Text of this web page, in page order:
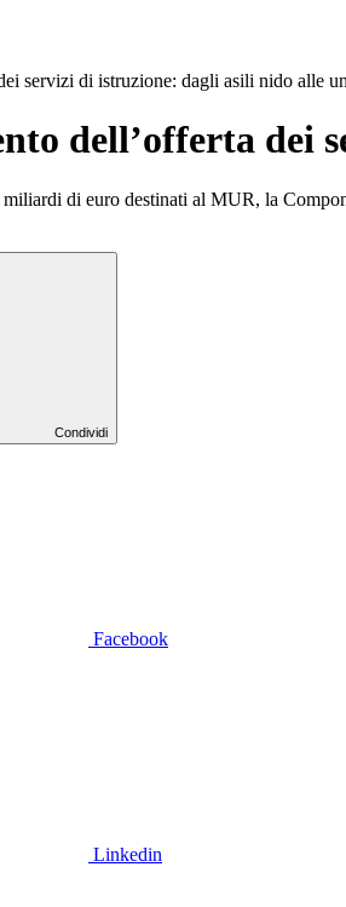
servizi di istruzione: dagli asili nido alle
dell’offerta
di euro destinati al MUR, la
Condividi
Facebook
Linkedin